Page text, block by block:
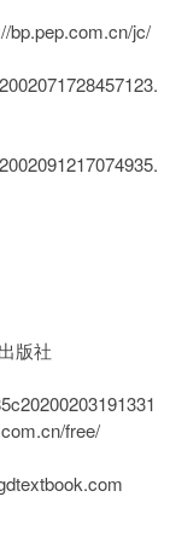
bp.pep.com.cn/jc/
free/